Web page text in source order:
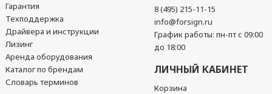
Гарантия
Техподдержка
Драйвера и инструкции
Лизинг
Аренда оборудования
Каталог по брендам
Словарь терминов
8 (495) 215-11-15
info@forsign.ru
График работы: пн-пт с 09:00
до 18:00
ЛИЧНЫЙ КАБИНЕТ
Корзина